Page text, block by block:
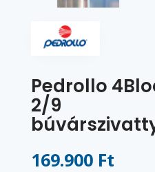
Pedrollo
2/9
169.900 Ft